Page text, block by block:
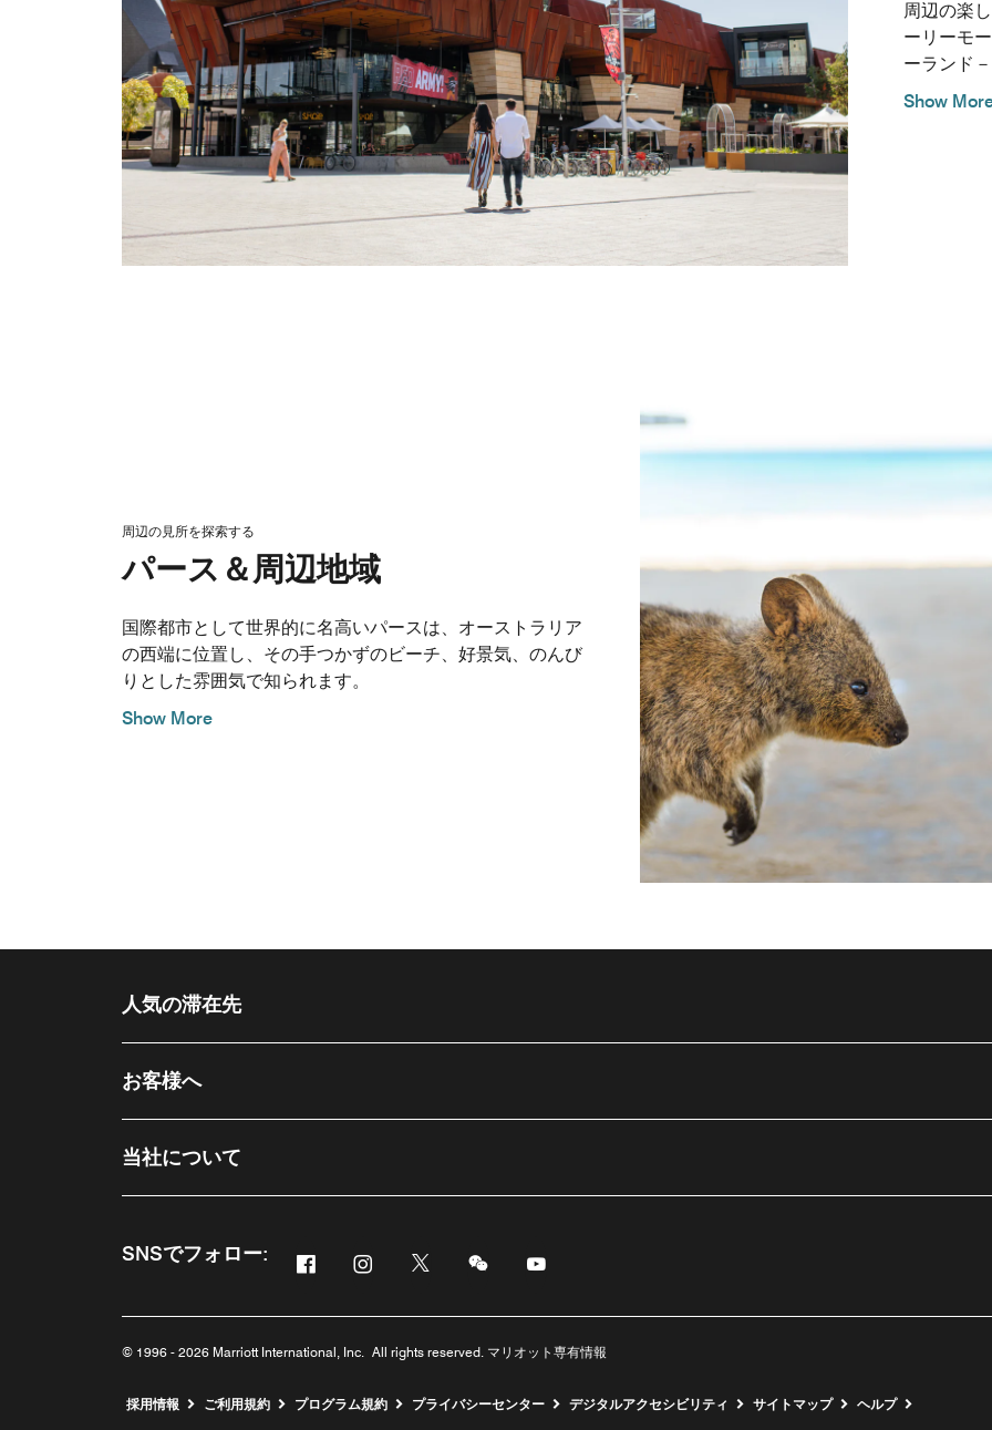
周辺の楽
ーリーモ
ーランド
Show
周辺の見所を探索する
パース＆周辺地域
国際都市として世界的に名高いパースは、オーストラリア
の西端に位置し、その手つかずのビーチ、好景気、のんび
りとした雰囲気で知られます。
Show More
人気の滞在先
お客様へ
当社について
SNSでフォロー: Facebook
新しいウィンドウで開く
Instagram
新しいウィンドウで開く
Twitter
新しいウィンドウで開く
Messenger
新しいウィンドウで開く
新しいウィンドウで開く
© 1996 - 2026 Marriott International, Inc. All rights reserved. マリオット専有情報
採用情報 新しいウィンドウで開く
ご利用規約 プログラム規約 プライバシーセンター デジタルアクセシビリティ サイトマップ ヘルプ